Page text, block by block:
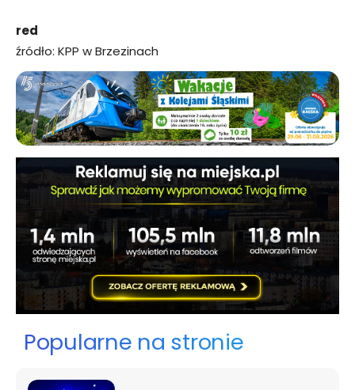
red
źródło: KPP w Brzezinach
Popularne na stronie